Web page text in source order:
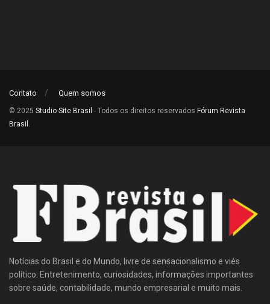
Contato Quem somos
© 2025 Studio Site Brasil - Todos os direitos reservados Fórum Revista
Brasil
Notícias do Brasil e do Mundo, livre de sensacionalismo e viés
político. Entretenimento, curiosidades, informações importantes
sobre saúde, contabilidade, mundo empresarial e muito mais.